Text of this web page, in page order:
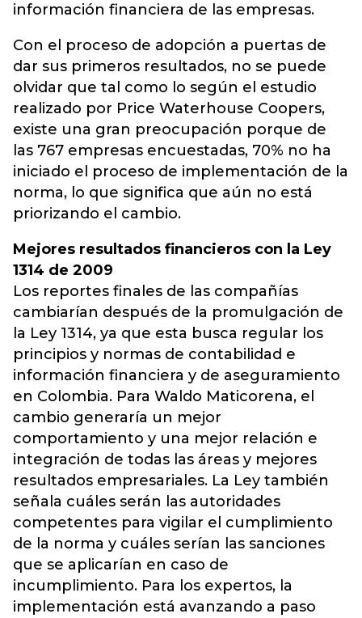
información financiera de las empresas.
Con el proceso de adopción a puertas de
dar sus primeros resultados, no se puede
olvidar que tal como lo según el estudio
realizado por Price Waterhouse Coopers,
existe una gran preocupación porque de
las 767 empresas encuestadas, 70% no ha
iniciado el proceso de implementación de la
norma, lo que significa que aún no está
priorizando el cambio.
Mejores resultados financieros con la Ley
1314 de 2009
Los reportes finales de las compañías
cambiarían después de la promulgación de
la Ley 1314, ya que esta busca regular los
principios y normas de contabilidad e
información financiera y de aseguramiento
en Colombia. Para Waldo Maticorena, el
cambio generaría un mejor
comportamiento y una mejor relación e
integración de todas las áreas y mejores
resultados empresariales. La Ley también
señala cuáles serán las autoridades
competentes para vigilar el cumplimiento
de la norma y cuáles serían las sanciones
que se aplicarían en caso de
incumplimiento. Para los expertos, la
implementación está avanzando a paso